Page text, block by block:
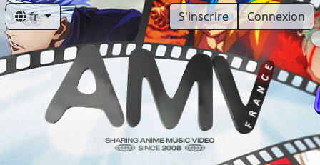
fr S'inscrire Connexion